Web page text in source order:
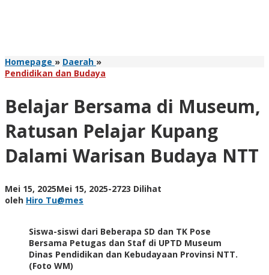
Homepage » Daerah »Belajar
Bersama
Ratusan
Kupang
Dalami
Warisan
Budaya
Pendidikan dan Budaya
Belajar Bersama di Museum,
Ratusan Pelajar Kupang
Dalami Warisan Budaya NTT
Mei 15, 2025Mei 15, 2025oleh
-2723 Dilihat
oleh Hiro Tu@mes
Siswa-siswi dari Beberapa SD dan TK Pose
Bersama Petugas dan Staf di UPTD Museum
Dinas Pendidikan dan Kebudayaan Provinsi NTT.
(Foto WM)